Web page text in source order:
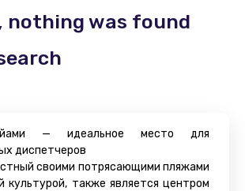
nothing was found
— идеальное место для
диспетчеров
своими потрясающими пляжами
культурой, также является центром